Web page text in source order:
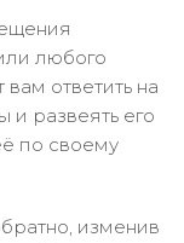
любого
ответить на
развеять его
по своему
изменив